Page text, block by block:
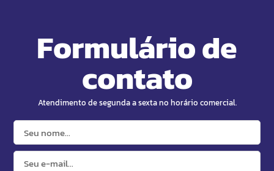
Formulário de
contato
Atendimento de segunda a sexta no horário comercial.